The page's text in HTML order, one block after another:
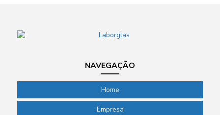
Phmetro digital
Picnômetro de vidro com termômetro
NAVEGAÇÃO
Home
Empresa